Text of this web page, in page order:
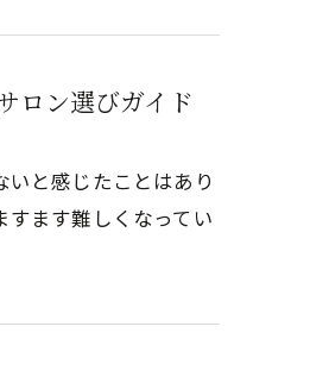
ロン選びガイド
と感じたことはあり
ます難しくなってい